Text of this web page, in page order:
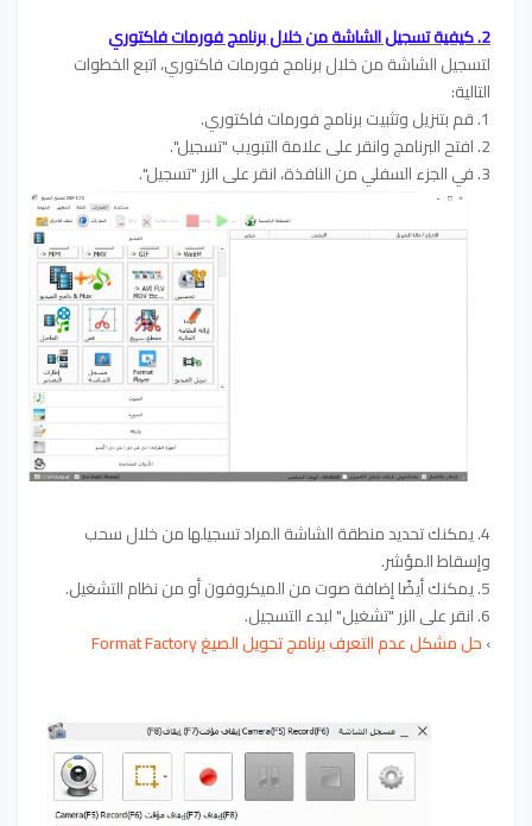
2. كيفية تسجيل الشاشة من خلال برنامج فورمات فاكتوري
لتسجيل الشاشة من خلال برنامج فورمات فاكتوري، اتبع الخطوات
التالية:
1. قم بتنزيل وتثبيت برنامج فورمات فاكتوري.
2. افتح البرنامج وانقر على علامة التبويب "تسجيل".
3. في الجزء السفلي من النافذة، انقر على الزر "تسجيل".
4. يمكنك تحديد منطقة الشاشة المراد تسجيلها من خلال سحب
وإسقاط المؤشر.
5. يمكنك أيضًا إضافة صوت من الميكروفون أو من نظام التشغيل.
6. انقر على الزر "تشغيل" لبدء التسجيل.
›حل مشكل عدم التعرف برنامج تحويل الصيغ Format Factory